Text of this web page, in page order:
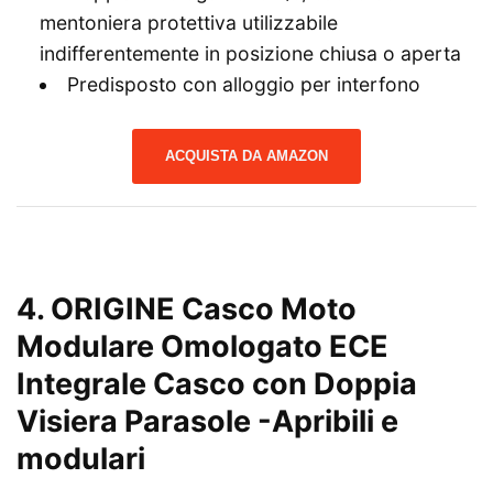
mentoniera protettiva utilizzabile
indifferentemente in posizione chiusa o aperta
Predisposto con alloggio per interfono
ACQUISTA DA AMAZON
4. ORIGINE Casco Moto
Modulare Omologato ECE
Integrale Casco con Doppia
Visiera Parasole -Apribili e
modulari